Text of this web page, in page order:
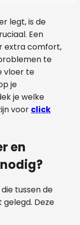
legt, is de
Een
extra comfort,
te
vloer te
je
je welke
voor click
en
tussen de
Deze